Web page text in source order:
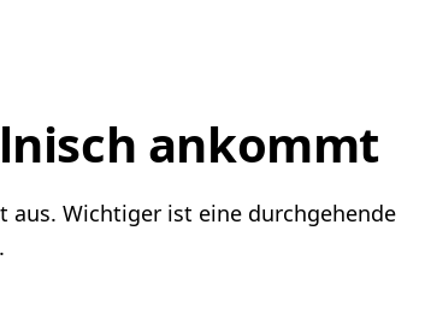
ankommt
aus. Wichtiger ist eine durchgehende